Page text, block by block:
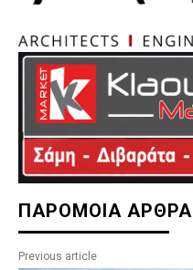
ΠΑΡΟΜΟΙΑ ΑΡΘΡΑ
Previous article